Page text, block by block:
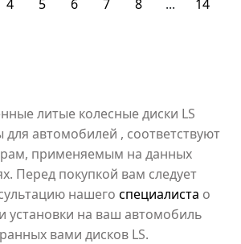
4 5 6 7 8 ...
14
литые колесные диски LS
автомобилей , соответствуют
применяемым на данных
Перед покупкой вам следует
нашего специалиста о
установки на ваш автомобиль
вами дисков LS.